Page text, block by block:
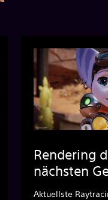
Rendering
nächsten
Aktuellste